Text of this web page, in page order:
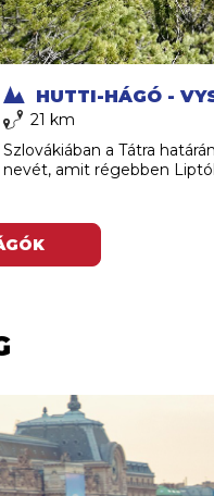
HUTTI-HÁGÓ -
21 km
Szlovákiában a Tátra
nevét, amit régebben